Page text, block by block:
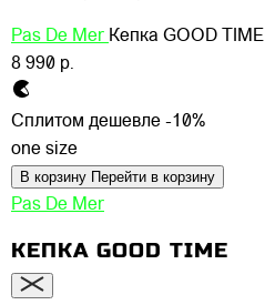
Pas De Mer Кепка GOOD TIME
8 990 р.
Сплитом дешевле -10%
one size
В корзину Перейти в корзину
Pas De Mer
КЕПКА GOOD TIME